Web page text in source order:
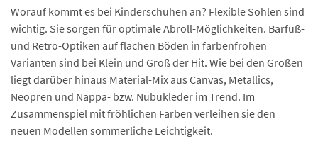
Worauf kommt es bei Kinderschuhen an? Flexible Sohlen sind
wichtig. Sie sorgen für optimale Abroll-Möglichkeiten. Barfuß-
und Retro-Optiken auf flachen Böden in farbenfrohen
Varianten sind bei Klein und Groß der Hit. Wie bei den Großen
liegt darüber hinaus Material-Mix aus Canvas, Metallics,
Neopren und Nappa- bzw. Nubukleder im Trend. Im
Zusammenspiel mit fröhlichen Farben verleihen sie den
neuen Modellen sommerliche Leichtigkeit.